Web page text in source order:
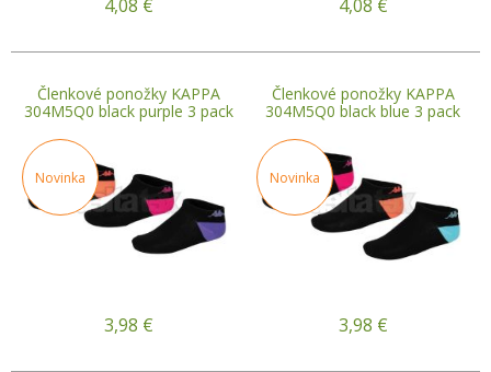
4,08 € 4,08 €
Členkové ponožky KAPPA
304M5Q0 black purple 3 pack
Novinka
3,98 €
Členkové ponožky KAPPA
304M5Q0 black blue 3 pack
Novinka
3,98 €